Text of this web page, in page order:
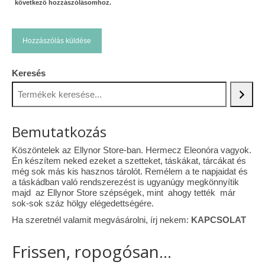
következő hozzászólásomhoz.
Keresés
Bemutatkozás
Köszöntelek az Ellynor Store-ban. Hermecz Eleonóra vagyok.
Én készítem neked ezeket a szetteket, táskákat, tárcákat és
még sok más kis hasznos tárolót. Remélem a te napjaidat és
a táskádban való rendszerezést is ugyanúgy megkönnyítik
majd az Ellynor Store szépségek, mint ahogy tették már
sok-sok száz hölgy elégedettségére.
Ha szeretnél valamit megvásárolni, írj nekem: KAPCSOLAT
Frissen, ropogósan...